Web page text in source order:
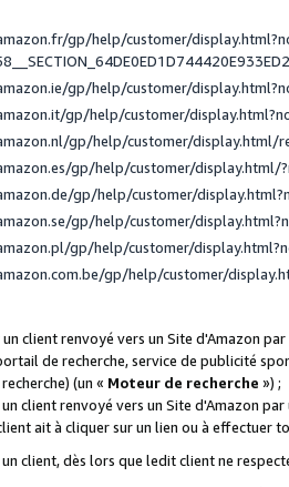
gp/help/customer/
gp/help/customer/
gp/help/customer/
gp/help/customer/display.html/
gp/help/customer/display.html/
gp/help/customer/
gp/help/customer/
gp/help/customer/
gp/help/customer/
client renvoyé vers un Site d'Amazon
de recherche, service de publicité
(un « Moteur de recherche ») ;
client renvoyé vers un Site d'Amazon
ait à cliquer sur un lien ou à
client, dès lors que ledit client ne